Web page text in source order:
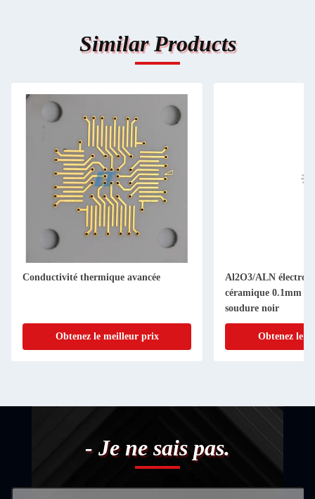
Similar Products
Conductivité thermique avancée
Obtenez le meilleur prix
Al2O3/ALN
céramique 0.1mm
soudure noir
Obtenez le
- Je ne sais pas.